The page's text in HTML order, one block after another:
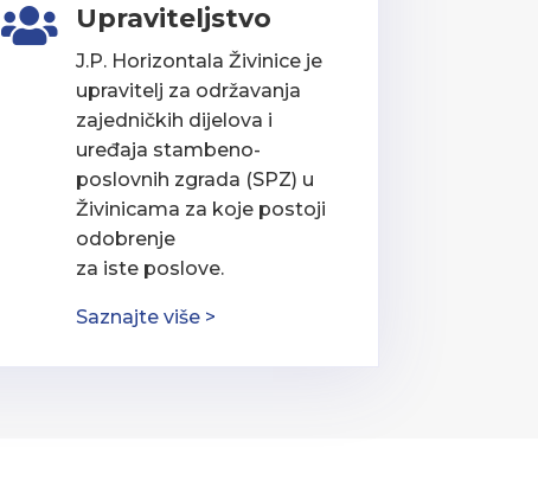
 Upraviteljstvo
J.P. Horizontala Živinice je
upravitelj za održavanja
zajedničkih dijelova i
uređaja stambeno-
poslovnih zgrada (SPZ) u
Živinicama za koje postoji
odobrenje
za iste poslove.
Saznajte više >